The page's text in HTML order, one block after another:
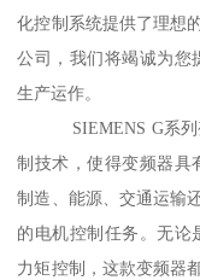
化控制系统提供了理想
公司，我们将竭诚为您
生产运作。
SIEMENS G系列变
制技术，使得变频器具
制造、能源、交通运输
的电机控制任务。无论
力矩控制，这款变频器